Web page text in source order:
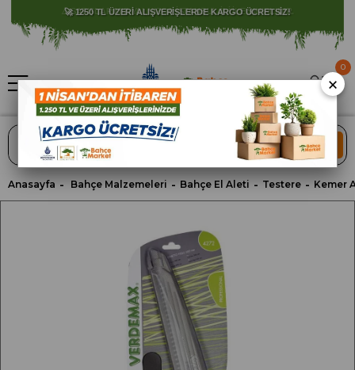
⚠️ SATIŞLARIMIZ YALNIZCA İSTANBUL İLİ İLE SINIRLIDIR.
ARA
0
Anasayfa Bahçe Malzemeleri Bahçe El Aleti Testere
×